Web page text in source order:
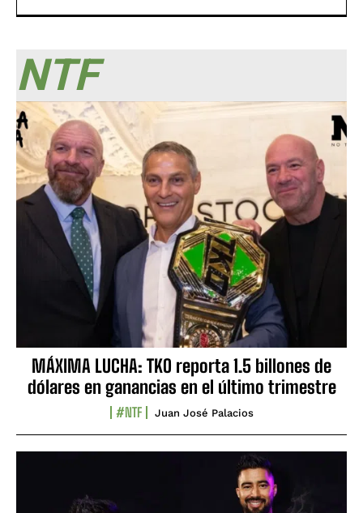
NTF
MÁXIMA LUCHA: TKO reporta 1.5 billones de
dólares en ganancias en el último trimestre
#NTF Juan José Palacios